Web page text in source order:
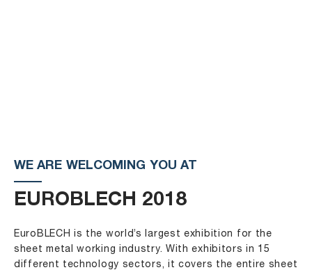
WE ARE WELCOMING YOU AT
EUROBLECH 2018
EuroBLECH is the world’s largest exhibition for the
sheet metal working industry. With exhibitors in 15
different technology sectors, it covers the entire sheet